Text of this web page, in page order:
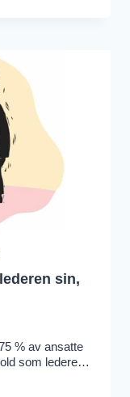
sin,
% av ansatte
som ledere…